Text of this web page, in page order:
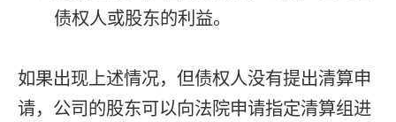
债权人或股东的利益。
如果出现上述情况，但债权人没有提出清算申
请，公司的股东可以向法院申请指定清算组进